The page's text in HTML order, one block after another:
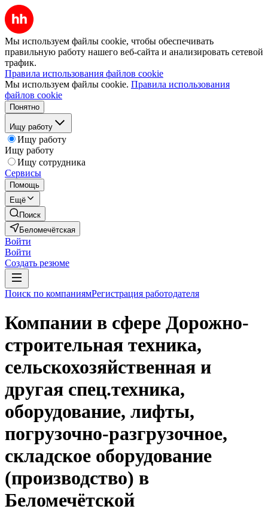
Мы используем файлы cookie, чтобы обеспечивать
правильную работу нашего веб-сайта и анализировать сетевой
трафик.
Правила использования файлов cookie
Мы используем файлы cookie. Правила использования
файлов cookie
Понятно
Ищу работу
Ищу работу
Ищу работу
Ищу сотрудника
Сервисы
Помощь
Ещё
Поиск
Беломечётская
Войти
Войти
Создать резюме
Поиск по компаниямРегистрация работодателя
Компании в сфере Дорожно-
строительная техника,
сельскохозяйственная и
другая спец.техника,
оборудование, лифты,
погрузочно-разгрузочное,
складское оборудование
(производство) в
Беломечётской